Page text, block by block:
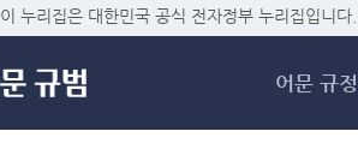
메
이 누리집은 대한민국 공식 전자정부 누리집입니다.
어문 규정